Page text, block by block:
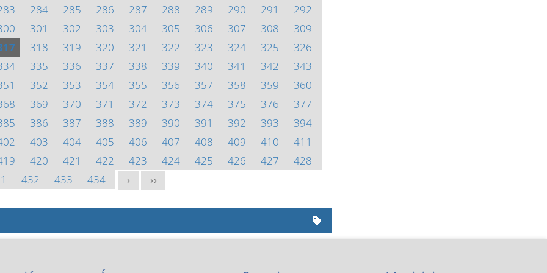
284 285 286 287 288 289 290 291
292
301 302 303 304 305 306 307 308
309
318 319 320 321 322 323 324 325
326
335 336 337 338 339 340 341 342
343
352 353 354 355 356 357 358 359
360
369 370 371 372 373 374 375 376
377
386 387 388 389 390 391 392 393
394
403 404 405 406 407 408 409 410
411
420 421 422 423 424 425 426 427
428
432 433 434 > >>